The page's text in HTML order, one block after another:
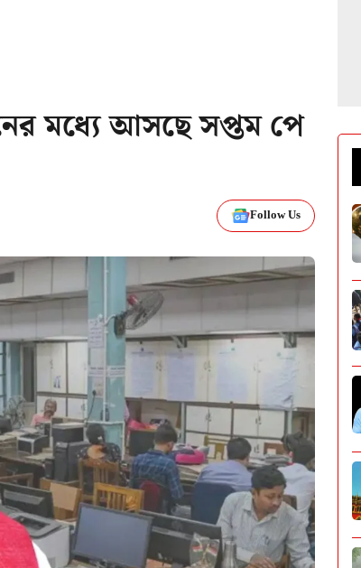
মধ্যে আসছে সপ্তম পে
Follow Us